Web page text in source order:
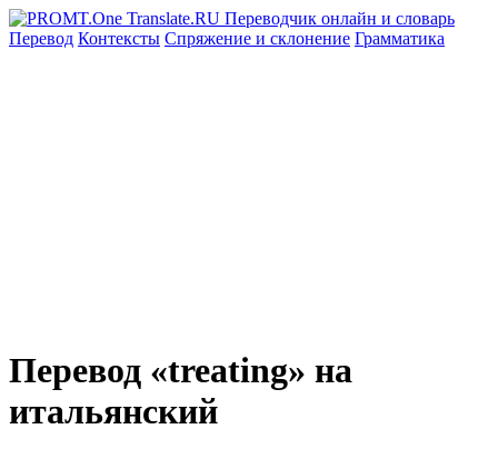
Перевод Контексты Спряжение и склонение Грамматика
Перевод «treating» на
итальянский